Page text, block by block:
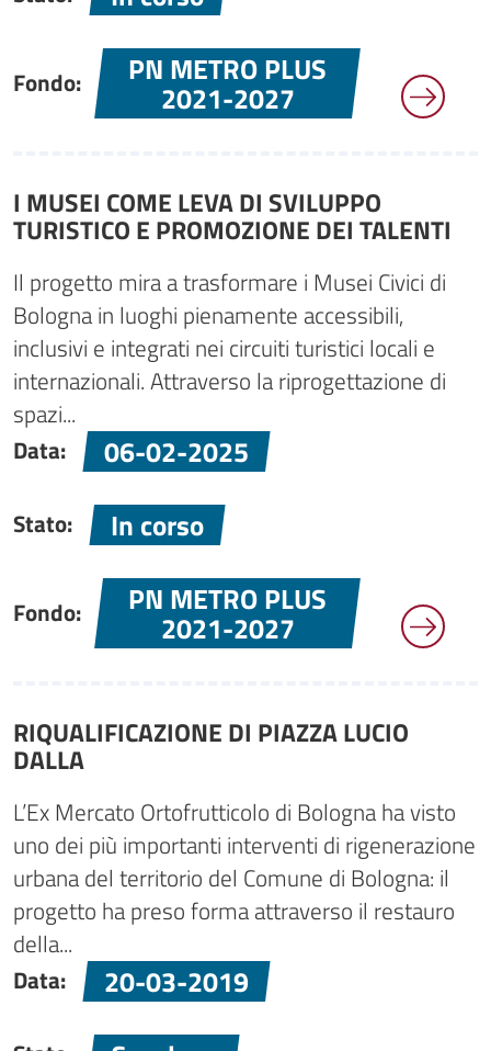
Fondo: PN METRO PLUS
2021-2027
I MUSEI COME LEVA DI SVILUPPO
TURISTICO E PROMOZIONE DEI TALENTI
Il progetto mira a trasformare i Musei Civici di
Bologna in luoghi pienamente accessibili,
inclusivi e integrati nei circuiti turistici locali e
internazionali. Attraverso la riprogettazione di
spazi...
Data:
06-02-2025
Stato: In corso
Fondo: PN METRO PLUS
2021-2027
RIQUALIFICAZIONE DI PIAZZA LUCIO
DALLA
L’Ex Mercato Ortofrutticolo di Bologna ha visto
uno dei più importanti interventi di rigenerazione
urbana del territorio del Comune di Bologna: il
progetto ha preso forma attraverso il restauro
della...
Data:
20-03-2019